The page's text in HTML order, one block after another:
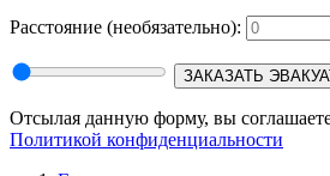
Расстояние (необязательно):
ЗАКАЗАТЬ
Отсылая данную форму, вы
Политикой конфиденциальности